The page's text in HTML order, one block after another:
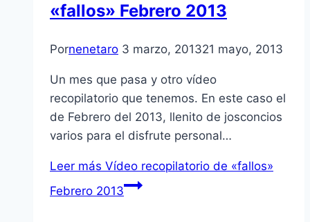
«fallos» Febrero 2013
Pornenetaro 3 marzo, 201321 mayo, 2013
Un mes que pasa y otro ví­deo
recopilatorio que tenemos. En este caso el
de Febrero del 2013, llenito de josconcios
varios para el disfrute personal…
Leer más Ví­deo recopilatorio de «fallos»
Febrero 2013